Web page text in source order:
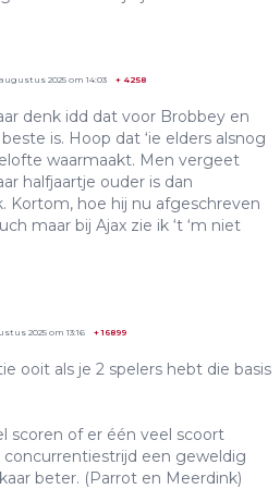
2025 om 14:03 + 4258
denk idd dat voor Brobbey en
is. Hoop dat ‘ie elders alsnog
waarmaakt. Men vergeet
halfjaartje ouder is dan
Kortom, hoe hij nu afgeschreven
maar bij Ajax zie ik ‘t ‘m niet
2025 om 13:16 +16899
ooit als je 2 spelers hebt die basis
scoren of er één veel scoort
een geweldig
beter. (Parrot en Meerdink)